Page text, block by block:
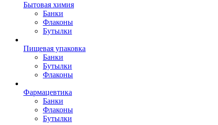
Бытовая химия
Банки
Флаконы
Бутылки
Пищевая упаковка
Банки
Бутылки
Флаконы
Фармацевтика
Банки
Флаконы
Бутылки